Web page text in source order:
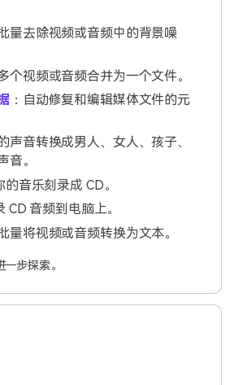
量去除视频或音频中的背景噪
个视频或音频合并为一个文件。
：自动修复和编辑媒体文件的元
声音转换成男人、女人、孩子、
音。
的音乐刻录成 CD。
CD 音频到电脑上。
量将视频或音频转换为文本。
步探索。